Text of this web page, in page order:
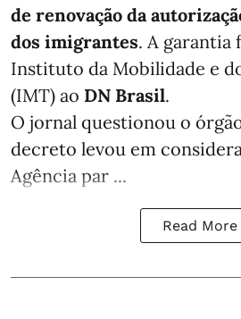
de renovação da
dos imigrantes. A garantia
Instituto da Mobilidade e
(IMT) ao DN Brasil.
O jornal questionou o
decreto levou em
Agência par ...
Read More